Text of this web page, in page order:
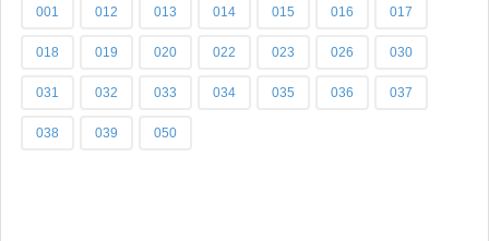
001 012 013 014 015 016 017
018 019 020 022 023 026 030
031 032 033 034 035 036 037
038 039 050